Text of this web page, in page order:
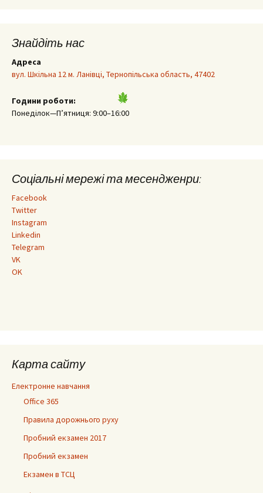
Знайдіть нас
Адреса
вул. Шкільна 12 м. Ланівці, Тернопільська область, 47402
Години роботи:
Понеділок—П’ятниця: 9:00–16:00
Соціальні мережі та месендженри:
Facebook
Twitter
Instagram
Linkedin
Telegram
VK
OK
Карта сайту
Електронне навчання
Office 365
Правила дорожнього руху
Пробний екзамен 2017
Пробний екзамен
Екзамен в ТСЦ